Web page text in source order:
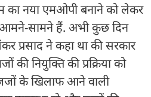
का नया एमओपी बनाने को लेकर
आमने-सामने हैं. अभी कुछ दिन
प्रसाद ने कहा था की सरकार
की नियुक्ति की प्रक्रिया को
जजों के खिलाफ आने वाली